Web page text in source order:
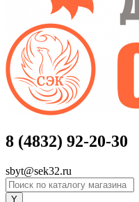
8 (4832) 92-20-30
sbyt@sek32.ru